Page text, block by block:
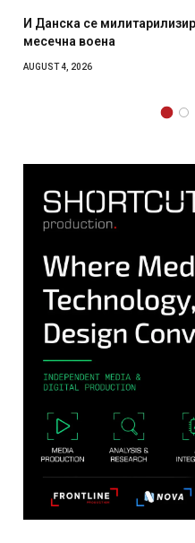
нова 11-